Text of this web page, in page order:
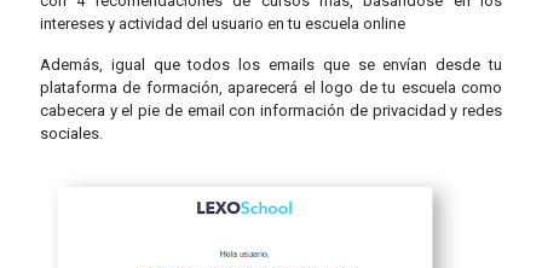
intereses y actividad del usuario en tu escuela online
Además, igual que todos los emails que se envían desde tu
plataforma de formación, aparecerá el logo de tu escuela como
cabecera y el pie de email con información de privacidad y redes
sociales.